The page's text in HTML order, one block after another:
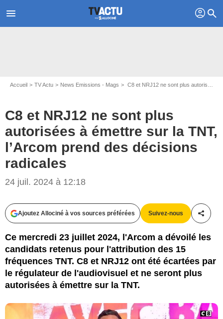
menu profil search
Accueil TV Actu News Emissions - Mags C8 et NRJ12 ne sont plus autorisées à émettre sur la TNT, l’Arcom prend des décisions radicales
C8 et NRJ12 ne sont plus
autorisées à émettre sur la TNT,
l’Arcom prend des décisions
radicales
24 juil. 2024 à 12:18
Ajoutez Allociné à vos sources préférées Suivez-nous
Ce mercredi 23 juillet 2024, l'Arcom a dévoilé les
candidats retenus pour l'attribution des 15
fréquences TNT. C8 et NRJ12 ont été écartées par
le régulateur de l'audiovisuel et ne seront plus
autorisées à émettre sur la TNT.